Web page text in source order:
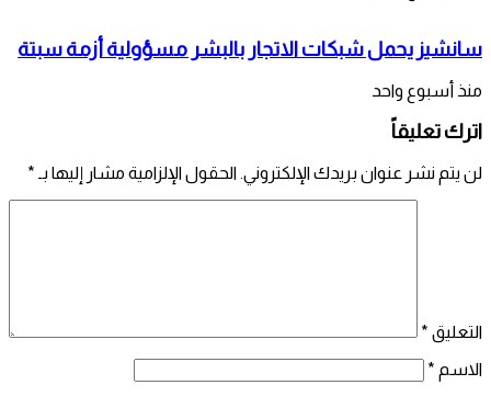
سانشيز يحمل شبكات الاتجار بالبشر مسؤولية أزمة سبتة
منذ أسبوع واحد
اترك تعليقاً
لن يتم نشر عنوان بريدك الإلكتروني. الحقول الإلزامية مشار إليها بـ *
التعليق *
الاسم *